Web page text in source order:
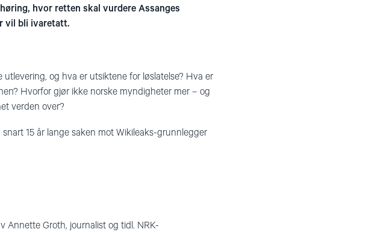
hvor retten skal vurdere Assanges
vil bli ivaretatt.
og hva er utsiktene for løslatelse? Hva er
Hvorfor gjør ikke norske myndigheter mer – og
verden over?
15 år lange saken mot Wikileaks-grunnlegger
Annette Groth, journalist og tidl. NRK-